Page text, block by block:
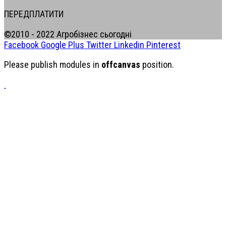
ПЕРЕДПЛАТИТИ
©2010 - 2022 Агробізнес сьогодні
Facebook Google Plus Twitter Linkedin Pinterest
Please publish modules in offcanvas position.